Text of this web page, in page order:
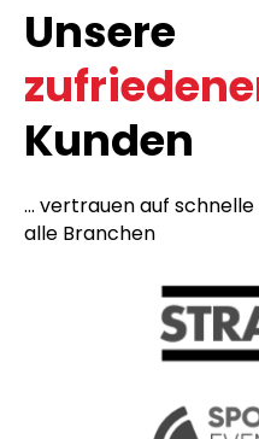
Unsere
Kunden
... vertrauen auf
alle Branchen